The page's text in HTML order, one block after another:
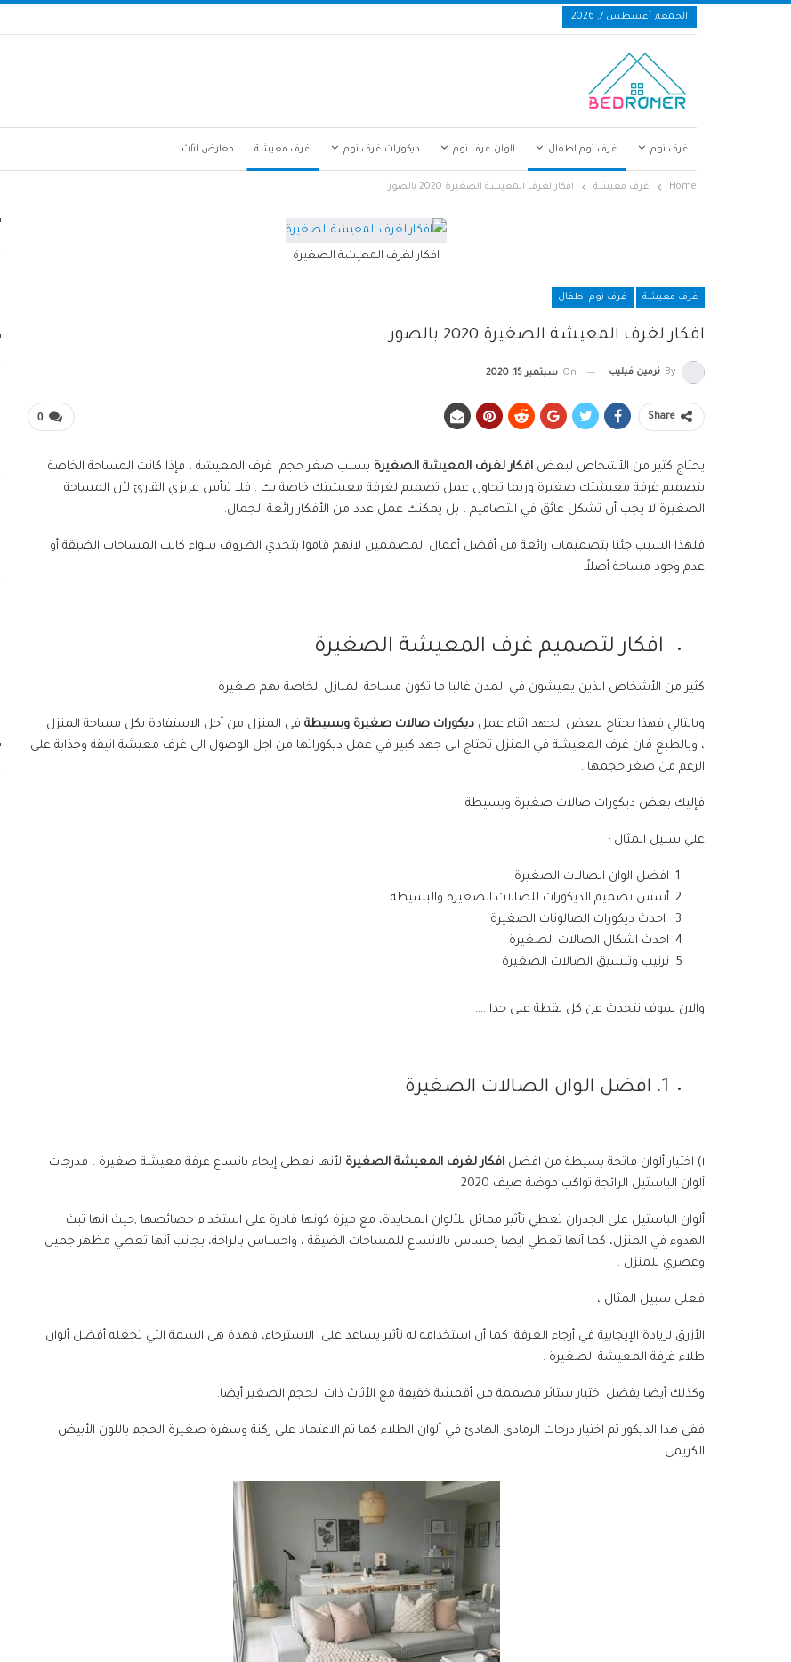
الجمعة, أغسطس 7, 2026
غرف نوم غرف نوم اطفال الوان غرف نوم ديكورات غرف نوم غرف معيشة معارض اثاث
Home غرف معيشة افكار لغرف المعيشة الصغيرة 2020 بالصور
افكار لغرف المعيشة الصغيرة
غرف معيشة غرف نوم اطفال
افكار لغرف المعيشة الصغيرة 2020 بالصور
By نرمين فيليب On سبتمبر 15, 2020
0 Share
يحتاج كثير من الأشخاص لبعض افكار لغرف المعيشة الصغيرة بسبب صغر حجم غرف المعيشة ، فإذا كانت المساحة الخاصة
بتصميم غرفة معيشتك صغيرة وربما تحاول عمل تصميم لغرفة معيشتك خاصة بك . فلا تيأس عزيزي القارئ لأن المساحة
الصغيرة لا يجب أن تشكل عائق في التصاميم ، بل يمكنك عمل عدد من الأفكار رائعة الجمال.
فلهذا السبب جئنا بتصميمات رائعة من أفضل أعمال المصممين لانهم قاموا بتحدي الظروف سواء كانت المساحات الضيقة أو
عدم وجود مساحة أصلاً.
افكار لتصميم غرف المعيشة الصغيرة
كثير من الأشخاص الذين يعيشون في المدن غالبا ما تكون مساحة المنازل الخاصة بهم صغيرة
وبالتالي فهذا يحتاج لبعض الجهد اثناء عمل ديكورات صالات صغيرة وبسيطة فى المنزل من أجل الاستفادة بكل مساحة المنزل
، وبالطبع فان غرف المعيشة في المنزل تحتاج الى جهد كبير في عمل ديكوراتها من اجل الوصول الى غرف معيشة انيقة وجذابة على
الرغم من صغر حجمها .
فإليك بعض ديكورات صالات صغيرة وبسيطة
علي سبيل المثال ؛
افضل الوان الصالات الصغيرة
أسس تصميم الديكورات للصالات الصغيرة والبسيطة
احدث ديكورات الصالونات الصغيرة
احدث اشكال الصالات الصغيرة
ترتيب وتنسيق الصالات الصغيرة
والان سوف نتحدث عن كل نقطة على حدا ….
1. افضل الوان الصالات الصغيرة
١) اختيار ألوان فاتحة بسيطة من افضل افكار لغرف المعيشة الصغيرة لأنها تعطي إيحاء باتساع غرفة معيشة صغيرة ، فدرجات
ألوان الباستيل الرائجة تواكب موضة صيف 2020 .
ألوان الباستيل على الجدران تعطي تأثير مماثل للألوان المحايدة، مع ميزة كونها قادرة على استخدام خصائصها ,حيث انها تبث
الهدوء في المنزل، كما أنها تعطي ايضا إحساس بالاتساع للمساحات الضيقة ، واحساس بالراحة، بجانب أنها تعطي مظهر جميل
وعصري للمنزل .
فعلى سبيل المثال ،
الأزرق لزيادة الإيجابية في أرجاء الغرفة. كما أن استخدامه له تأثير يساعد على الاسترخاء، فهذة هى السمة التي تجعله أفضل ألوان
طلاء غرفة المعيشة الصغيرة .
وكذلك أيضا يفضل اختيار ستائر مصممة من أقمشة خفيفة مع الأثاث ذات الحجم الصغير أيضا.
ففى هذا الديكور تم اختيار درجات الرمادى الهادئ في ألوان الطلاء كما تم الاعتماد على ركنة وسفرة صغيرة الحجم باللون الأبيض
الكريمى.